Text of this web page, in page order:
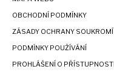
OBCHODNÍ PODMÍNKY
ZÁSADY OCHRANY SOUKROMÍ
PODMÍNKY POUŽÍVÁNÍ
PROHLÁŠENÍ O PŘÍSTUPNOSTI